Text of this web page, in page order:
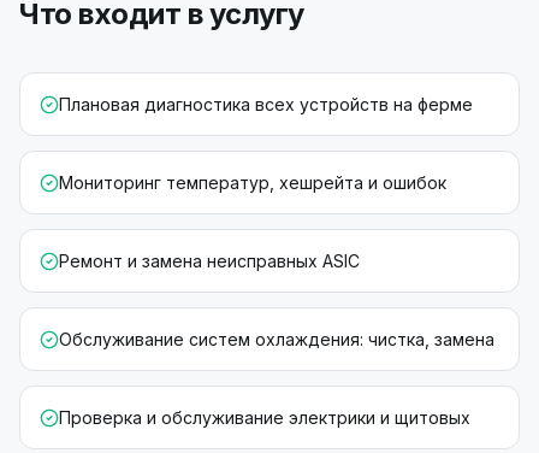
Что входит в услугу
Плановая диагностика всех устройств на ферме
Мониторинг температур, хешрейта и ошибок
Ремонт и замена неисправных ASIC
Обслуживание систем охлаждения: чистка, замена
Проверка и обслуживание электрики и щитовых